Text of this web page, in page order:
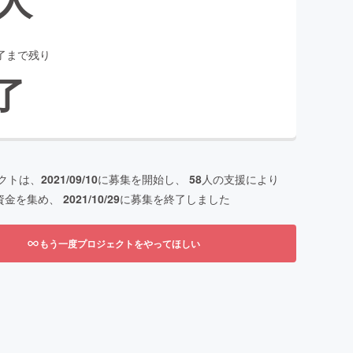
まで残り
は、 2021/09/10に募集を開始し、 58人の支援により
を集め、 2021/10/29に募集を終了しました
もう一度プロジェクトをやってほしい